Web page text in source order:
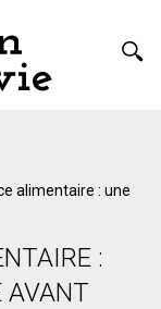
alimentaire : une
:
AVANT